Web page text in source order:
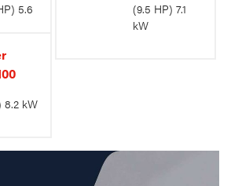
5.6
(9.5 HP) 7.1
kW
8.2 kW